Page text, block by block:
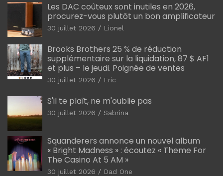
Les DAC coûteux sont inutiles en 2026,
procurez-vous plutôt un bon amplificateur
30 juillet 2026 Lionel
Brooks Brothers 25 % de réduction
supplémentaire sur la liquidation, 87 $ AF1
et plus – le jeudi. Poignée de ventes
30 juillet 2026 Eric
S'il te plaît, ne m'oublie pas
30 juillet 2026 Sabrina
Squanderers annonce un nouvel album
« Bright Madness » : écoutez « Theme For
The Casino At 5 AM »
30 juillet 2026 Dad One